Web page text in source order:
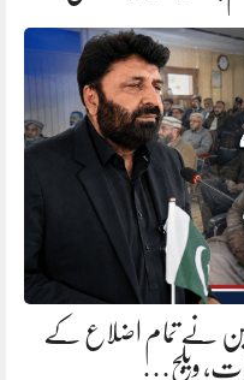
نے تمام اضلاع کے
ویلج…